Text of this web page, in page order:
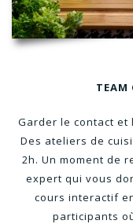
TEAM
Garder le contact
Des ateliers de
2h. Un moment de
expert qui vous
cours interactif
participants